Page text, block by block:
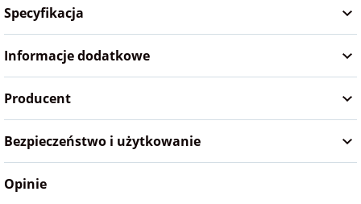
na Dzień Babci i
Dziadka
na Wielkanoc
na wieczór
panieński
na wieczór
Specyfikacja
Informacje dodatkowe
Producent
Bezpieczeństwo i użytkowanie
Opinie